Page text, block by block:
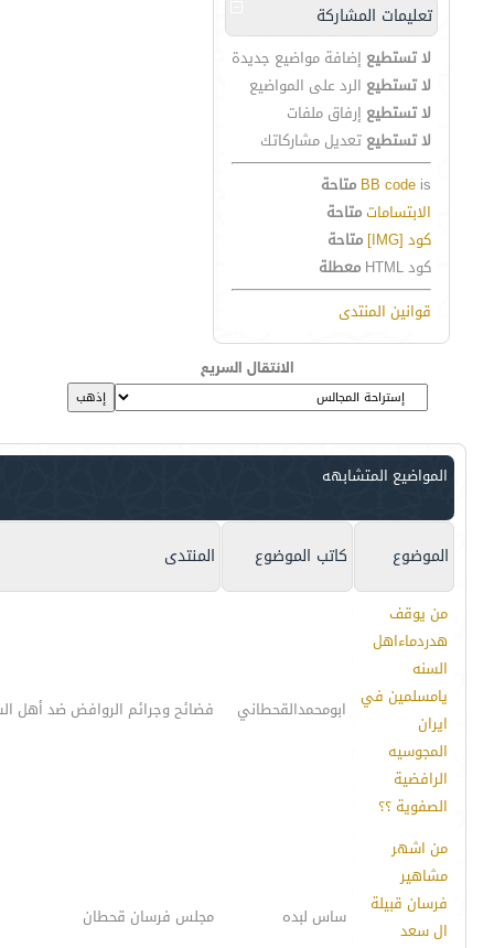
تعليمات المشاركة
لا تستطيع إضافة مواضيع جديدة
لا تستطيع الرد على المواضيع
لا تستطيع إرفاق ملفات
لا تستطيع تعديل مشاركاتك
BB code is
متاحة
الابتساماتمتاحة
كود [IMG]
متاحة
كود HTML
معطلة
قوانين المنتدى
الانتقال السريع
المواضيع المتشابهه
الموضوع كاتب الموضوع المنتدى
من يوقف
هدردماءاهل
السنه
يامسلمين في
ايران
المجوسيه
الرافضية
الصفوية ؟؟
ابومحمدالقحطاني فضائح وجرائم الروافض ضد أهل
من اشهر
مشاهير
فرسان قبيلة
ال سعد
ساس لبده مجلس فرسان قحطان